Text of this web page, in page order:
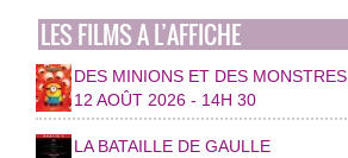
LES FILMS A L’AFFICHE
DES MINIONS ET DES MONSTRES
12 AOÛT 2026 - 14H 30
LA BATAILLE DE GAULLE